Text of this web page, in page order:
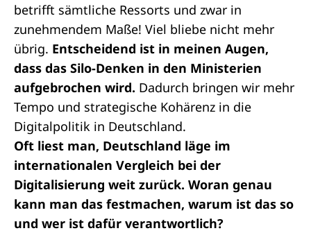
betrifft sämtliche Ressorts und zwar in
zunehmendem Maße! Viel bliebe nicht mehr
übrig. Entscheidend ist in meinen Augen,
dass das Silo-Denken in den Ministerien
aufgebrochen wird. Dadurch bringen wir mehr
Tempo und strategische Kohärenz in die
Digitalpolitik in Deutschland.
Oft liest man, Deutschland läge im
internationalen Vergleich bei der
Digitalisierung weit zurück. Woran genau
kann man das festmachen, warum ist das so
und wer ist dafür verantwortlich?